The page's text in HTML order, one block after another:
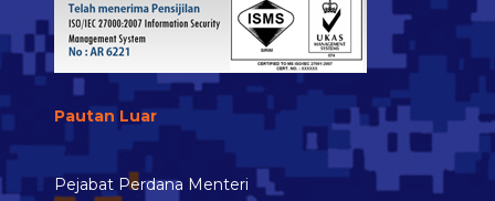
Pautan Luar
Pejabat Perdana Menteri